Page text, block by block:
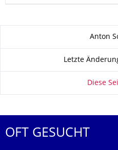
Anton
Letzte
Diese
OFT GESUCHT